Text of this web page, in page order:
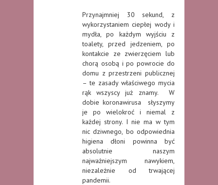
Przynajmniej 30 sekund, z
wykorzystaniem ciepłej wody i
mydła, po każdym wyjściu z
toalety, przed jedzeniem, po
kontakcie ze zwierzęciem lub
chorą osobą i po powrocie do
domu z przestrzeni publicznej
– te zasady właściwego mycia
rąk wszyscy już znamy. W
dobie koronawirusa słyszymy
je po wielokroć i niemal z
każdej strony. I nie ma w tym
nic dziwnego, bo odpowiednia
higiena dłoni powinna być
absolutnie naszym
najważniejszym nawykiem,
niezależnie od trwającej
pandemii.